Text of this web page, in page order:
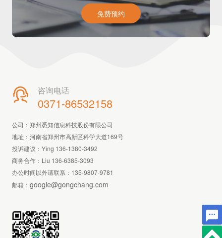
免费预约
 咨询电话
0371-86532158
公司：郑州悉知信息科技股份有限公司
地址：河南省郑州市高新区科学大道169号
投诉建议：Ying 136-1380-3492
商务合作：Liu 136-6385-3093
办公时间以外请联系： 135-9807-9781
邮箱： google@gongchang.com